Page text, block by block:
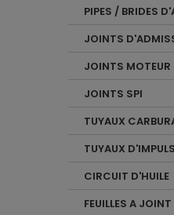
PIPES / BRIDES
JOINTS
JOINTS MOTEUR
JOINTS SPI
TUYAUX
TUYAUX
CIRCUIT D'HUILE
FEUILLES A JOINT